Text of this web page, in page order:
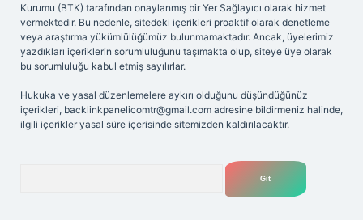
Kurumu (BTK) tarafından onaylanmış bir Yer Sağlayıcı olarak hizmet
vermektedir. Bu nedenle, sitedeki içerikleri proaktif olarak denetleme
veya araştırma yükümlülüğümüz bulunmamaktadır. Ancak, üyelerimiz
yazdıkları içeriklerin sorumluluğunu taşımakta olup, siteye üye olarak
bu sorumluluğu kabul etmiş sayılırlar.
Hukuka ve yasal düzenlemelere aykırı olduğunu düşündüğünüz
içerikleri, backlinkpanelicomtr@gmail.com adresine bildirmeniz halinde,
ilgili içerikler yasal süre içerisinde sitemizden kaldırılacaktır.